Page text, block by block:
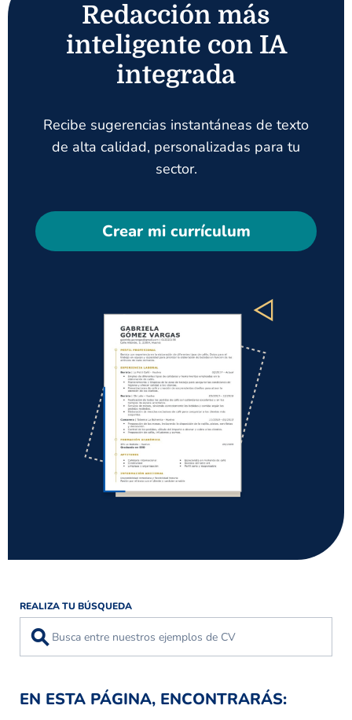
Redacción más
inteligente con IA
integrada
Recibe sugerencias instantáneas de texto
de alta calidad, personalizadas para tu
sector.
Crear mi currículum
REALIZA TU BÚSQUEDA
⚲
EN ESTA PÁGINA, ENCONTRARÁS: